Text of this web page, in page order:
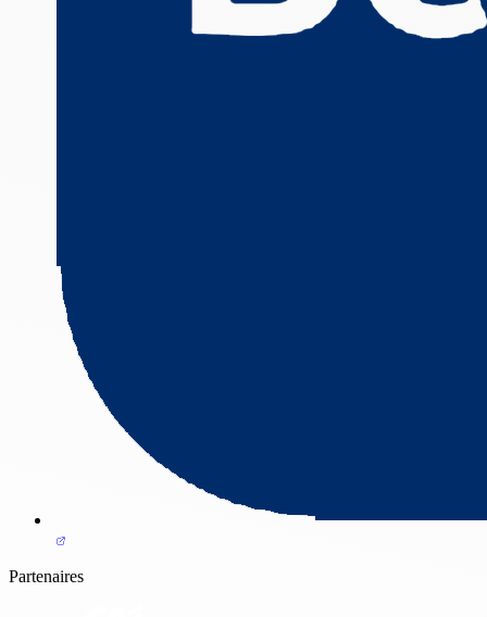
Partenaires